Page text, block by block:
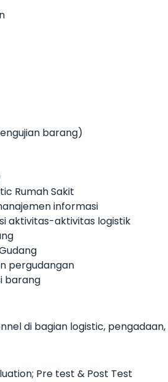
barang)
Rumah Sakit
informasi
aktivitas-aktivitas logistik
pergudangan
barang
di bagian logistic,
Pre test & Post Test